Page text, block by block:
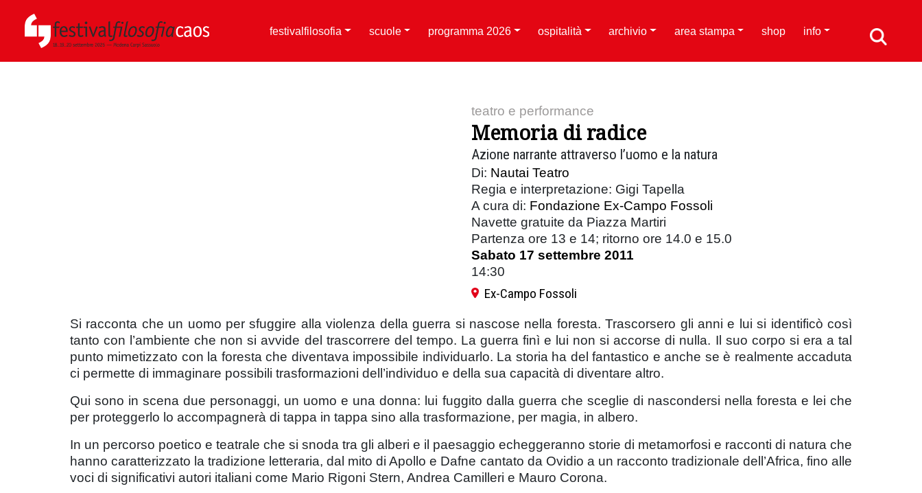
festivalfilosofia scuole programma 2026 ospitalità archivio area stampa shop info
teatro e performance
Memoria di radice
Azione narrante attraverso l’uomo e la natura
Di: Nautai Teatro
Regia e interpretazione: Gigi Tapella
A cura di: Fondazione Ex-Campo Fossoli
Navette gratuite da Piazza Martiri
Partenza ore 13 e 14; ritorno ore 14.0 e 15.0
Sabato 17 settembre 2011
14:30
Ex-Campo Fossoli
Si racconta che un uomo per sfuggire alla violenza della guerra si nascose nella foresta. Trascorsero gli anni e lui si identificò così
tanto con l’ambiente che non si avvide del trascorrere del tempo. La guerra finì e lui non si accorse di nulla. Il suo corpo si era a tal
punto mimetizzato con la foresta che diventava impossibile individuarlo. La storia ha del fantastico e anche se è realmente accaduta
ci permette di immaginare possibili trasformazioni dell’individuo e della sua capacità di diventare altro.
Qui sono in scena due personaggi, un uomo e una donna: lui fuggito dalla guerra che sceglie di nascondersi nella foresta e lei che
per proteggerlo lo accompagnerà di tappa in tappa sino alla trasformazione, per magia, in albero.
In un percorso poetico e teatrale che si snoda tra gli alberi e il paesaggio echeggeranno storie di metamorfosi e racconti di natura che
hanno caratterizzato la tradizione letteraria, dal mito di Apollo e Dafne cantato da Ovidio a un racconto tradizionale dell’Africa, fino alle
voci di significativi autori italiani come Mario Rigoni Stern, Andrea Camilleri e Mauro Corona.